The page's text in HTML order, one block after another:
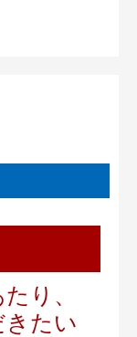
り、
きたい